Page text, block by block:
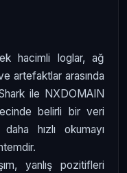
hacimli loglar, ağ
artefaktlar arasında
ile NXDOMAIN
belirli bir veri
hızlı okumayı
yanlış pozitifleri